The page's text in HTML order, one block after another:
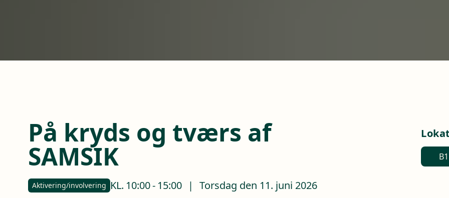
På kryds og tværs af
SAMSIK
Aktivering/involvering KL. 10:00- 15:00 | Torsdag den 11. juni 2026